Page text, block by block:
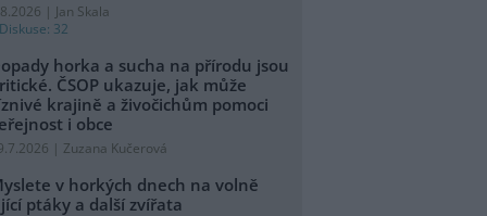
| Jan Skala
Diskuse: 32
horka a sucha na přírodu jsou
ČSOP ukazuje, jak může
krajině a živočichům pomoci
i obce
| Zuzana Kučerová
v horkých dnech na volně
ptáky a další zvířata